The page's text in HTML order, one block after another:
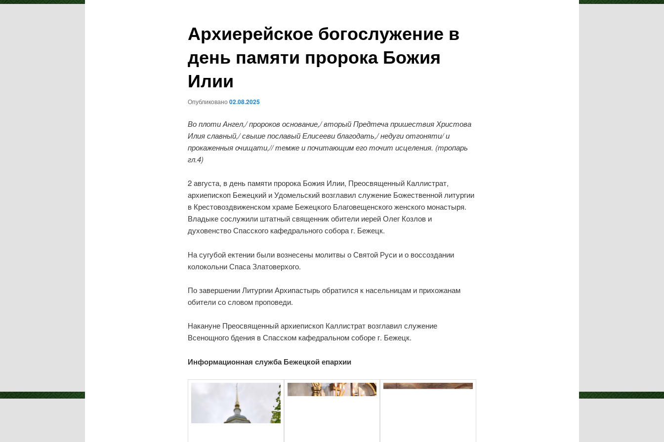
Архиерейское богослужение в
день памяти пророка Божия
Илии
Опубликовано 02.08.2025
Во плоти Ангел,/ пророков основание,/ вторый Предтеча пришествия Христова
Илия славный,/ свыше пославый Елисееви благодать,/ недуги отгоняти/ и
прокаженныя очищати,// темже и почитающим его точит исцеления. (тропарь
гл.4)
2 августа, в день памяти пророка Божия Илии, Преосвященный Каллистрат,
архиепископ Бежецкий и Удомельский возглавил служение Божественной литургии
в Крестовоздвиженском храме Бежецкого Благовещенского женского монастыря.
Владыке сослужили штатный священник обители иерей Олег Козлов и
духовенство Спасского кафедрального собора г. Бежецк.
На сугубой ектении были вознесены молитвы о Святой Руси и о воссоздании
колокольни Спаса Златоверхого.
По завершении Литургии Архипастырь обратился к насельницам и прихожанам
обители со словом проповеди.
Накануне Преосвященный архиепископ Каллистрат возглавил служение
Всенощного бдения в Спасском кафедральном соборе г. Бежецк.
Информационная служба Бежецкой епархии